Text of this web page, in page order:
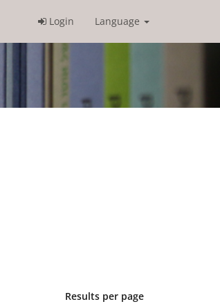
Login
Language
Results per page